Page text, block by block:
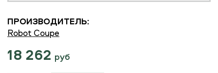
ПРОИЗВОДИТЕЛЬ:
Robot Coupe
18 262 руб